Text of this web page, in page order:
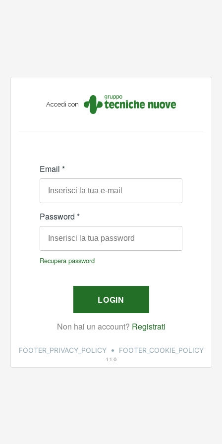
Accedi con
FOOTER_PRIVACY_POLICY • FOOTER_COOKIE_POLICY
1.1.0